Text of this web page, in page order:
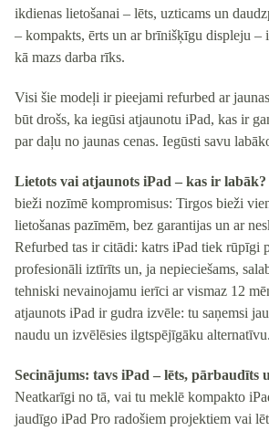
ikdienas lietošanai – lēts, uzticams un
– kompakts, ērts un ar brīnišķīgu displeju –
kā mazs darba rīks.
Visi šie modeļi ir pieejami refurbed ar
būt drošs, ka iegūsi atjaunotu iPad, kas ir
par daļu no jaunas cenas. Iegūsti savu
Lietots vai atjaunots iPad – kas ir labāk?
bieži nozīmē kompromisus: Tirgos bieži
lietošanas pazīmēm, bez garantijas un ar
Refurbed tas ir citādi: katrs iPad tiek rūpīgi
profesionāli iztīrīts un, ja nepieciešams,
tehniski nevainojamu ierīci ar vismaz 12
atjaunots iPad ir gudra izvēle: tu saņemsi
naudu un izvēlēsies ilgtspējīgāku alternatīvu.
Secinājums: tavs iPad – lēts, pārbaudīts
Neatkarīgi no tā, vai tu meklē kompakto
jaudīgo iPad Pro radošiem projektiem vai